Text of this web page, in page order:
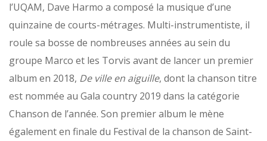
l’UQAM, Dave Harmo a composé la musique d’une
quinzaine de courts-métrages. Multi-instrumentiste, il
roule sa bosse de nombreuses années au sein du
groupe Marco et les Torvis avant de lancer un premier
album en 2018, De ville en aiguille, dont la chanson titre
est nommée au Gala country 2019 dans la catégorie
Chanson de l’année. Son premier album le mène
également en finale du Festival de la chanson de Saint-